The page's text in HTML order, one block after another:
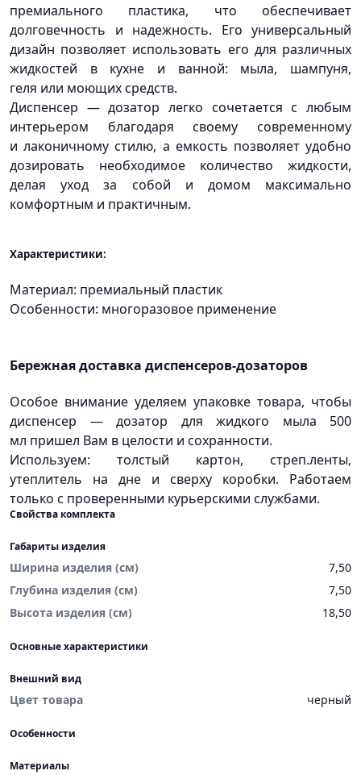
премиального пластика, что обеспечивает
долговечность и надежность. Его универсальный
дизайн позволяет использовать его для различных
жидкостей в кухне и ванной: мыла, шампуня,
геля или моющих средств.
Диспенсер — дозатор легко сочетается с любым
интерьером благодаря своему современному
и лаконичному стилю, а емкость позволяет удобно
дозировать необходимое количество жидкости,
делая уход за собой и домом максимально
комфортным и практичным.
Характеристики:
Материал: премиальный пластик
Особенности: многоразовое применение
Бережная доставка диспенсеров-дозаторов
Особое внимание уделяем упаковке товара, чтобы
диспенсер — дозатор для жидкого мыла 500
мл пришел Вам в целости и сохранности.
Используем: толстый картон, стреп.ленты,
утеплитель на дне и сверху коробки. Работаем
только с проверенными курьерскими службами.
Свойства комплекта
Габариты изделия
Ширина изделия (см)
7,50
Глубина изделия (см)
7,50
Высота изделия (см)
18,50
Основные характеристики
Внешний вид
Цвет товара черный
Особенности
Материалы